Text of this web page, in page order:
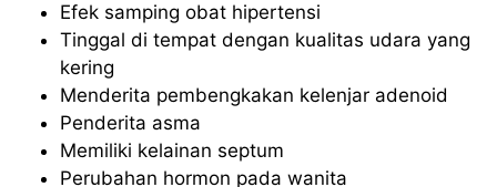
Efek samping obat hipertensi
Tinggal di tempat dengan kualitas udara yang
kering
Menderita pembengkakan kelenjar adenoid
Penderita asma
Memiliki kelainan septum
Perubahan hormon pada wanita